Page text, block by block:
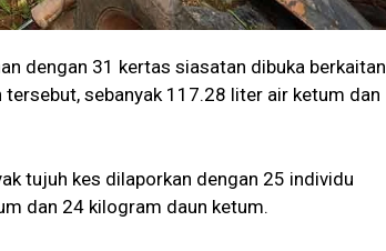
dengan 31 kertas siasatan dibuka berkaitan
sebanyak 117.28 liter air ketum dan
tujuh kes dilaporkan dengan 25 individu
dan 24 kilogram daun ketum.